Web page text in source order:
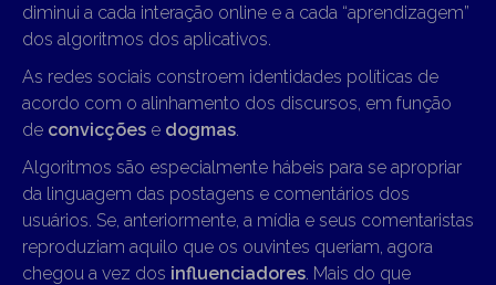
diminui a cada interação online e a cada “aprendizagem”
dos algoritmos dos aplicativos.
As redes sociais constroem identidades políticas de
acordo com o alinhamento dos discursos, em função
de convicções e dogmas.
Algoritmos são especialmente hábeis para se apropriar
da linguagem das postagens e comentários dos
usuários. Se, anteriormente, a mídia e seus comentaristas
reproduziam aquilo que os ouvintes queriam, agora
chegou a vez dos influenciadores. Mais do que